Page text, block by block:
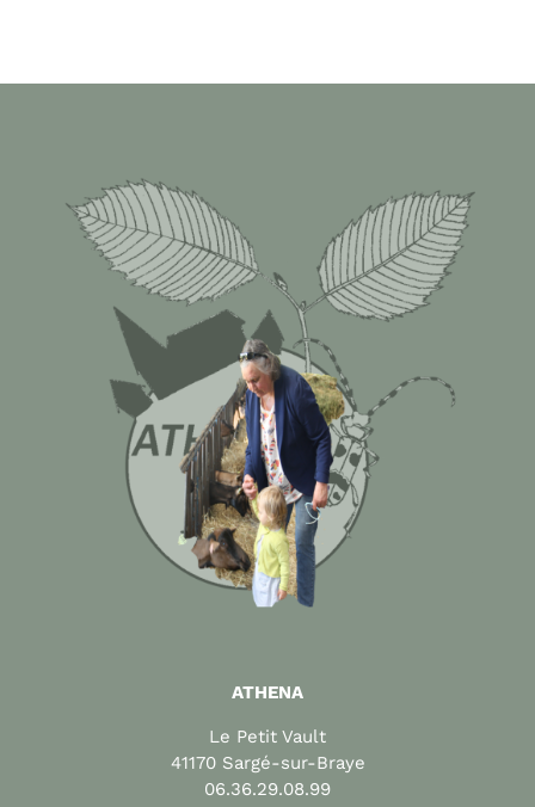
ATHENA
Le Petit Vault
41170 Sargé-sur-Braye
06.36.29.08.99